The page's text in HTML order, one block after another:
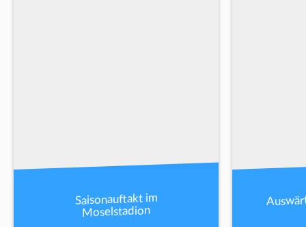
Saisonauftakt im
Moselstadion